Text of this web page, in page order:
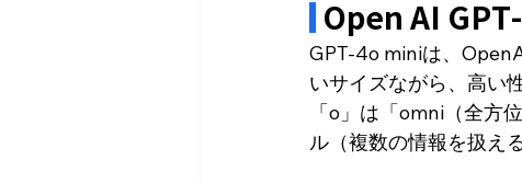
Open AI
GPT-4o miniは、
いサイズながら、高い
「o」は「omni（全方
ル（複数の情報を扱え